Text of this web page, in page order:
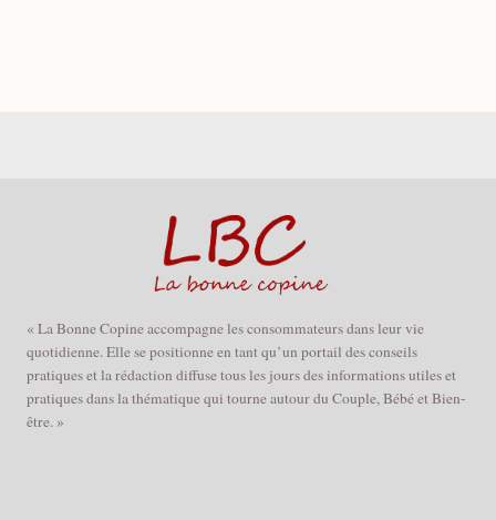
« La Bonne Copine accompagne les consommateurs dans leur vie
quotidienne. Elle se positionne en tant qu’un portail des conseils
pratiques et la rédaction diffuse tous les jours des informations utiles et
pratiques dans la thématique qui tourne autour du Couple, Bébé et Bien-
être. »